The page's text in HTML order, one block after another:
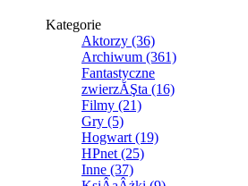
Kategorie
Aktorzy (36)
Archiwum (361)
Fantastyczne
zwierzĂŞta (16)
Filmy (21)
Gry (5)
Hogwart (19)
HPnet (25)
Inne (37)